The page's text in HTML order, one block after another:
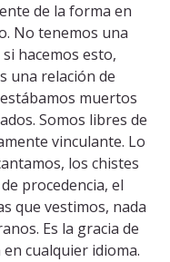
de la forma en
No tenemos una
hacemos esto,
una relación de
muertos
Somos libres de
vinculante. Lo
los chistes
procedencia, el
que vestimos, nada
Es la gracia de
cualquier idioma.